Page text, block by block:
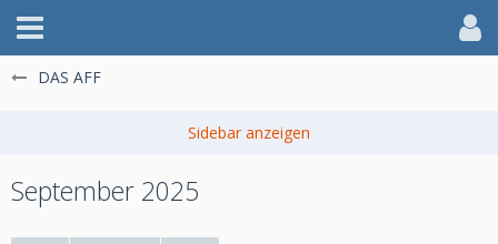
DAS AFF
September 2025